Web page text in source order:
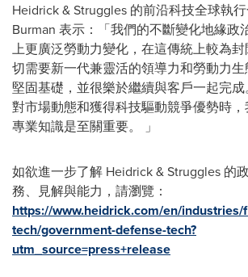
Heidrick & Struggles 的前沿科技全球執
Burman 表示：「我們的不斷變化地緣政
上更廣泛勞動力變化，在這傳統上較為
切需要新一代兼靈活的領導力和勞動力
堅固基礎，並很樂於繼續與客戶一起完
對市場動態和獲得科技驅動競爭優勢時
專業知識是至關重要。 」
如欲進一步了解 Heidrick & Struggles 的
務、見解與能力，請瀏覽：
https://www.heidrick.com/en/
tech/government-defense-tech?
utm_source=press+release